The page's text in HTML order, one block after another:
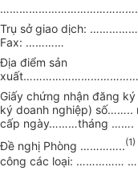
Trụ sở giao dịch:
Fax: …………
Địa điểm sản
xuất
Giấy chứng nhận đăng
ký doanh nghiệp) số……..
cấp ngày………tháng …….
Đề nghị Phòng …………..(1)
công các loại: ……………